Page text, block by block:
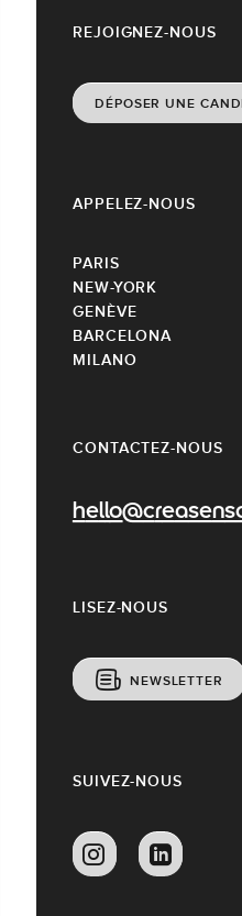
CONTACTEZ-NOUS
REJOIGNEZ-NOUS
DÉPOSER UNE
LISEZ-NOUS
NEWSLETTER
APPELEZ-NOUS
PARIS
NEW-YORK
GENÈVE
BARCELONA
MILANO
SUIVEZ-NOUS